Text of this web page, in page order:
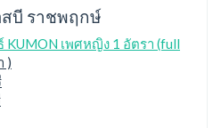
สบี ราชพฤกษ์
เพศหญิง 1 อัตรา (full
)